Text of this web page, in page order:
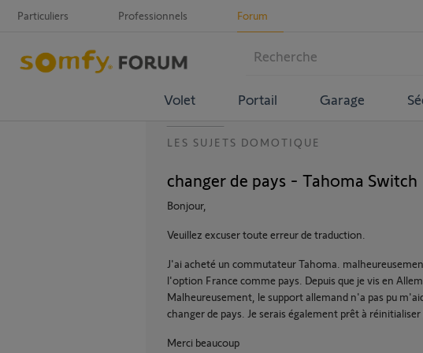
Particuliers Professionnels Forum
Volet Portail Garage
LES SUJETS DOMOTIQUE
changer de pays - Tahoma Switch
Bonjour,
Veuillez excuser toute erreur de traduction.
J'ai acheté un commutateur Tahoma.
l'option France comme pays. Depuis que je vis en
Malheureusement, le support allemand n'a pas pu
changer de pays. Je serais également prêt à réinitialiser
Merci beaucoup